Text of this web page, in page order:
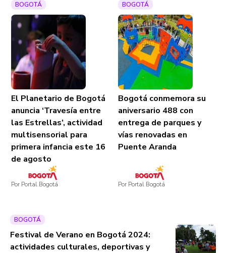
BOGOTÁ
El Planetario de Bogotá
anuncia ‘Travesía entre
las Estrellas’, actividad
multisensorial para
primera infancia este 16
de agosto
Por Portal Bogotá
BOGOTÁ
Bogotá conmemora su
aniversario 488 con
entrega de parques y
vías renovadas en
Puente Aranda
Por Portal Bogotá
BOGOTÁ
Festival de Verano en Bogotá 2024:
actividades culturales, deportivas y